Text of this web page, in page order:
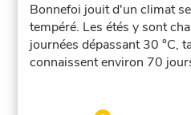
Bonnefoi jouit d'un climat
tempéré. Les étés y sont
journées dépassant 30 °C,
connaissent environ 70